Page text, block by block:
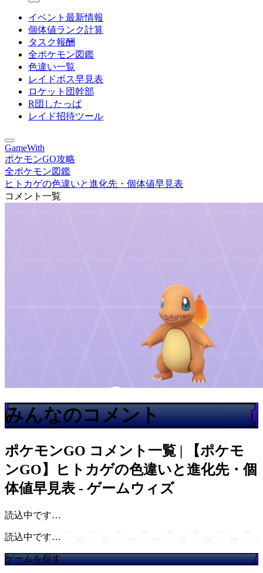
イベント最新情報
個体値ランク計算
タスク報酬
全ポケモン図鑑
色違い一覧
レイドボス早見表
ロケット団幹部
R団したっぱ
レイド招待ツール
GameWith
ポケモンGO攻略
全ポケモン図鑑
ヒトカゲの色違いと進化先・個体値早見表
コメント一覧
みんなのコメント
ポケモンGO コメント一覧 | 【ポケモ
ンGO】ヒトカゲの色違いと進化先・個
体値早見表 - ゲームウィズ
読込中です…
読込中です…
ゲームを探す